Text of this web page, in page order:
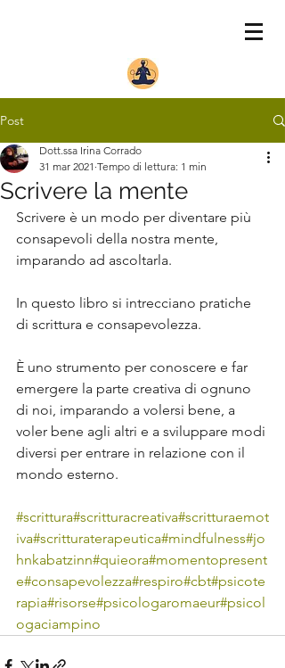
Post
Scrivere la mente
Dott.ssa Irina Corrado
31 mar 2021 Tempo di lettura: 1 min
Scrivere è un modo per diventare più
consapevoli della nostra mente,
imparando ad ascoltarla.
In questo libro si intrecciano pratiche
di scrittura e consapevolezza.
È uno strumento per conoscere e far
emergere la parte creativa di ognuno
di noi, imparando a volersi bene, a
voler bene agli altri e a sviluppare modi
diversi per entrare in relazione con il
mondo esterno.
#scrittura#scritturacreativa#scritturaemot
iva#scritturaterapeutica#mindfulness#jo
hnkabatzinn#quieora#momentopresent
e#consapevolezza#respiro#cbt#psicote
rapia#risorse#psicologaromaeur#psicol
ogaciampino